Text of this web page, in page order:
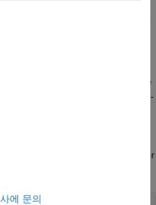
needed. The
The Read Data block outputs the
A bus selector extracts the xy-
back data in sync with the
plot displays the robot position over
에 문의